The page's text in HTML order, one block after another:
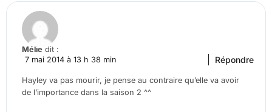
Mélie dit :
7 mai 2014 à 13 h 38 min
Hayley va pas mourir, je pense au contraire qu’elle va avoir
de l’importance dans la saison 2 ^^
Répondre